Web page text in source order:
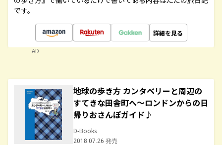
です。
詳細を見る
AD
地球の歩き方 カンタベリーと周辺の
すてきな田舎町へ～ロンドンからの日
帰りおさんぽガイド♪
D-Books
2018.07.26 発売